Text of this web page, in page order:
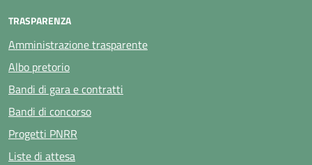
TRASPARENZA
Amministrazione trasparente
Albo pretorio
Bandi di gara e contratti
Bandi di concorso
Progetti PNRR
Liste di attesa